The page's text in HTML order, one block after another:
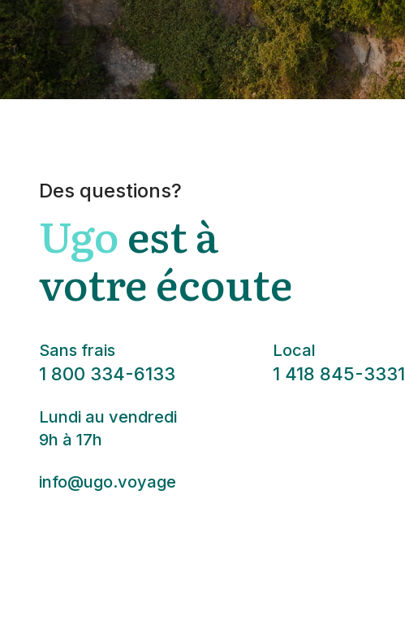
Des questions?
Ugoest à
votre écoute
Sans frais
1 800 334-6133
Local
1 418 845-3331
Lundi au vendredi
9h à 17h
info@ugo.voyage